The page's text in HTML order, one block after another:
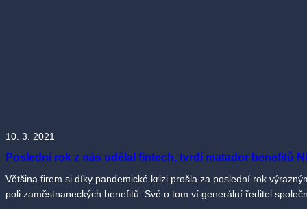
10. 3. 2021
Poslední rok z nás udělal fintech, tvrdí matador benefitů
Většina firem si díky pandemické krizi prošla za poslední rok
poli zaměstnaneckých benefitů. Své o tom ví generální ředitel